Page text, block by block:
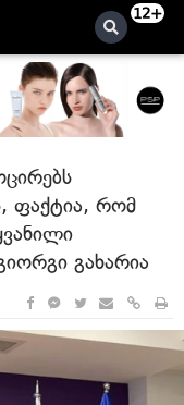
12+
ფაქტია, რომ
გახარია